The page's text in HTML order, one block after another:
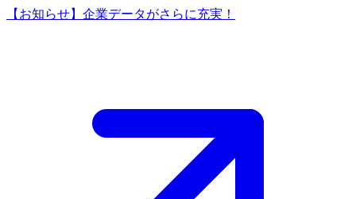
【お知らせ】企業データがさらに充実！